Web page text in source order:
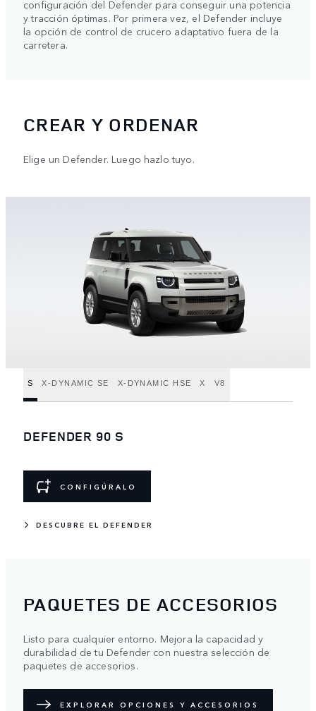
configuración del Defender para conseguir una potencia
y tracción óptimas. Por primera vez, el Defender incluye
la opción de control de crucero adaptativo fuera de la
carretera.
CREAR Y ORDENAR
Elige un Defender. Luego hazlo tuyo.
S X-DYNAMIC SE X-DYNAMIC HSE X V8
DEFENDER 90 S
CONFIGÚRALO
DESCUBRE EL DEFENDER
PAQUETES DE ACCESORIOS
Listo para cualquier entorno. Mejora la capacidad y
durabilidad de tu Defender con nuestra selección de
paquetes de accesorios.
EXPLORAR OPCIONES Y ACCESORIOS